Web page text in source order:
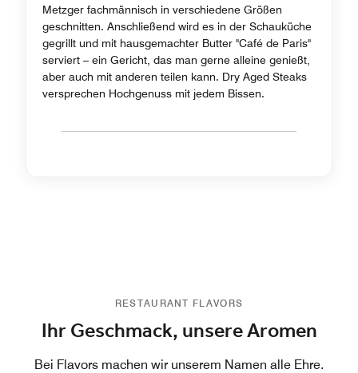
Metzger fachmännisch in verschiedene Größen
geschnitten. Anschließend wird es in der Schauküche
gegrillt und mit hausgemachter Butter "Café de Paris"
serviert – ein Gericht, das man gerne alleine genießt,
aber auch mit anderen teilen kann. Dry Aged Steaks
versprechen Hochgenuss mit jedem Bissen.
RESTAURANT FLAVORS
Ihr Geschmack, unsere Aromen
Bei Flavors machen wir unserem Namen alle Ehre.